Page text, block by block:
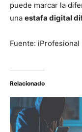
puede marcar la
una estafa digital
Fuente: iProfesional
Relacionado